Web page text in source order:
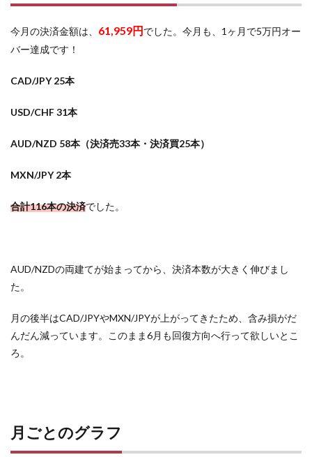
今月の決済金額は、 61,959円でした。今月も、1ヶ月で5万円オー
バー達成です！
CAD/JPY 25本
USD/CHF 31本
AUD/NZD 58本（決済売33本・決済買25本）
MXN/JPY 2本
合計116本の決済でした。
AUD/NZDの両建てが始まってから、決済本数が大きく伸びまし
た。
月の後半はCAD/JPYやMXN/JPYが上がってきたため、含み損がだ
んだん減っています。このまま6月も回復方向へ行って欲しいとこ
ろ。
月ごとのグラフ